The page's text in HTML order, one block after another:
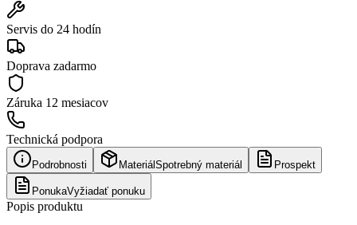
Servis do 24 hodín
Doprava zadarmo
Záruka 12 mesiacov
Technická podpora
Podrobnosti Materiál Spotrebný materiál Prospekt
PonukaVyžiadať ponuku
Popis produktu